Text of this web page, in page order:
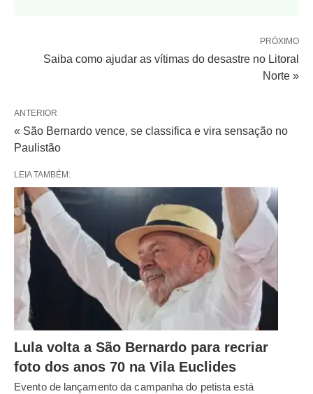
PRÓXIMO
Saiba como ajudar as vítimas do desastre no Litoral
Norte »
ANTERIOR
« São Bernardo vence, se classifica e vira sensação no
Paulistão
LEIA TAMBÉM:
Lula volta a São Bernardo para recriar
foto dos anos 70 na Vila Euclides
Evento de lançamento da campanha do petista está